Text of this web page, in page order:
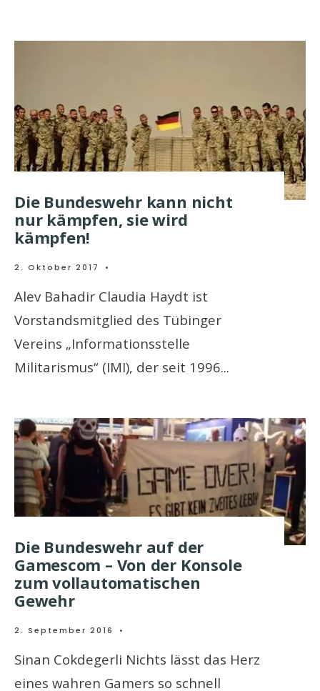
Die Bundeswehr kann nicht
nur kämpfen, sie wird
kämpfen!
2. Oktober 2017 •
Alev Bahadir Claudia Haydt ist
Vorstandsmitglied des Tübinger
Vereins „Informationsstelle
Militarismus“ (IMI), der seit 1996...
Die Bundeswehr auf der
Gamescom – Von der Konsole
zum vollautomatischen
Gewehr
2. September 2016 •
Sinan Cokdegerli Nichts lässt das Herz
eines wahren Gamers so schnell